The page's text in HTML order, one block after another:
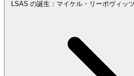
LSAS の誕生：マイケル・リーボヴィッ